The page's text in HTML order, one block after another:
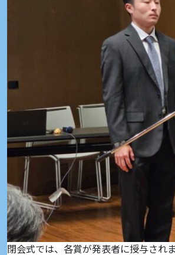
閉会式では、各賞が発表者に授与され